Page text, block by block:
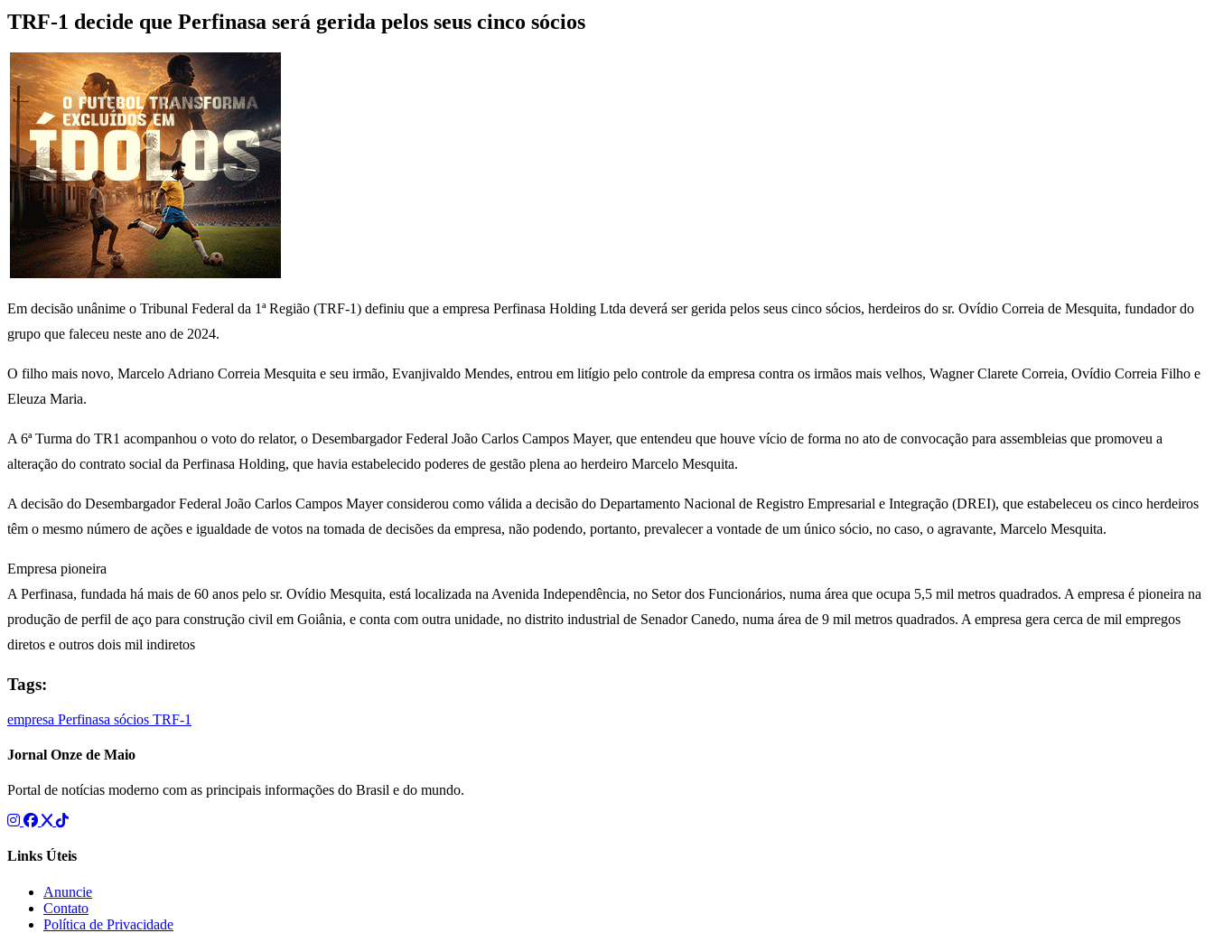
TRF-1 decide que Perfinasa será gerida pelos seus cinco sócios
Em decisão unânime o Tribunal Federal da 1ª Região (TRF-1) definiu que a empresa Perfinasa Holding Ltda deverá ser gerida pelos seus cinco sócios, herdeiros do sr. Ovídio Correia de Mesquita, fundador do
grupo que faleceu neste ano de 2024.
O filho mais novo, Marcelo Adriano Correia Mesquita e seu irmão, Evanjivaldo Mendes, entrou em litígio pelo controle da empresa contra os irmãos mais velhos, Wagner Clarete Correia, Ovídio Correia Filho e
Eleuza Maria.
A 6ª Turma do TR1 acompanhou o voto do relator, o Desembargador Federal João Carlos Campos Mayer, que entendeu que houve vício de forma no ato de convocação para assembleias que promoveu a
alteração do contrato social da Perfinasa Holding, que havia estabelecido poderes de gestão plena ao herdeiro Marcelo Mesquita.
A decisão do Desembargador Federal João Carlos Campos Mayer considerou como válida a decisão do Departamento Nacional de Registro Empresarial e Integração (DREI), que estabeleceu os cinco herdeiros
têm o mesmo número de ações e igualdade de votos na tomada de decisões da empresa, não podendo, portanto, prevalecer a vontade de um único sócio, no caso, o agravante, Marcelo Mesquita.
Empresa pioneira
A Perfinasa, fundada há mais de 60 anos pelo sr. Ovídio Mesquita, está localizada na Avenida Independência, no Setor dos Funcionários, numa área que ocupa 5,5 mil metros quadrados. A empresa é pioneira na
produção de perfil de aço para construção civil em Goiânia, e conta com outra unidade, no distrito industrial de Senador Canedo, numa área de 9 mil metros quadrados. A empresa gera cerca de mil empregos
diretos e outros dois mil indiretos
Tags:
empresa Perfinasa sócios TRF-1
Jornal Onze de Maio
Portal de notícias moderno com as principais informações do Brasil e do mundo.
Links Úteis
Anuncie
Contato
Política de Privacidade